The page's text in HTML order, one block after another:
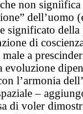
non
dell’uomo
significato della
di
a
evoluzione
l’armonia
–
di voler